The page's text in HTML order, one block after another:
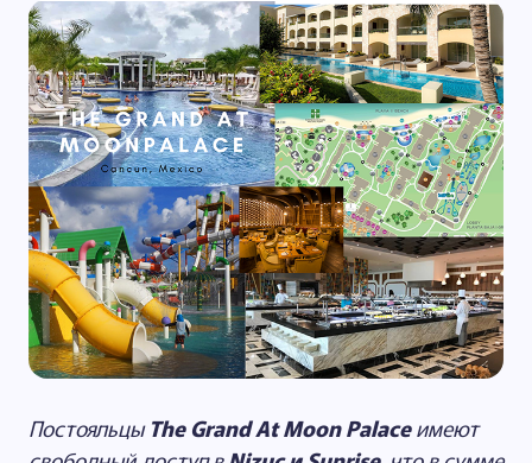
ПостояльцыThe Grand At Moon Palaceимеют